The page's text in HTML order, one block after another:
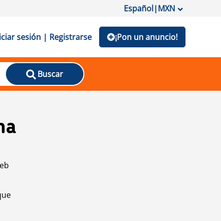
Español|MXN
sesión | Registrarse ¡Pon un anuncio!
Buscar